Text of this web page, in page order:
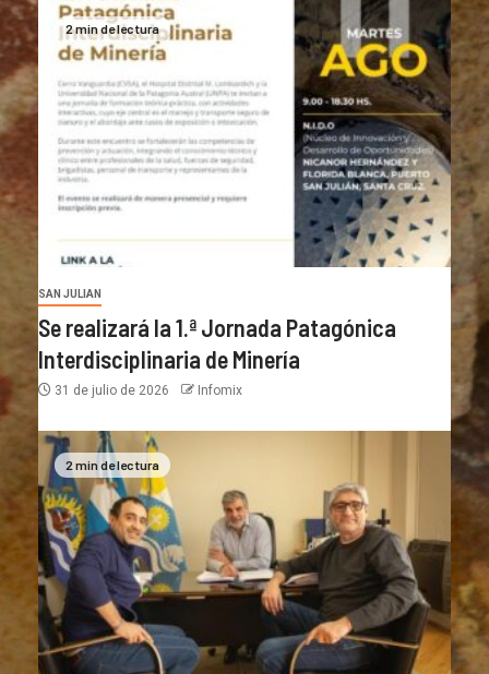
2 min de lectura
SAN JULIAN
Se realizará la 1.ª Jornada Patagónica
Interdisciplinaria de Minería
31 de julio de 2026 Infomix
2 min de lectura